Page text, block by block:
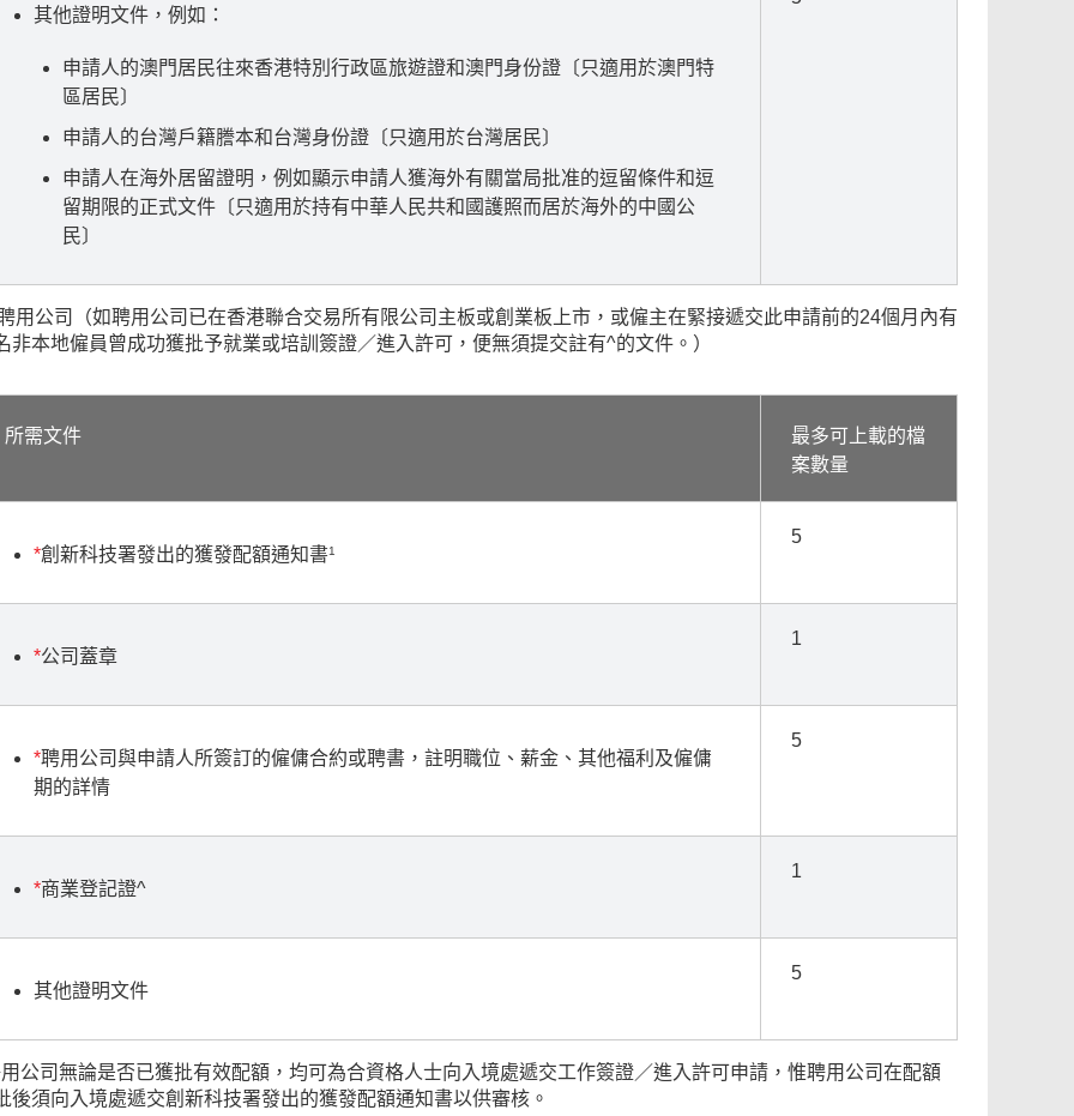
其他證明文件，例如：
申請人的澳門居民往來香港特別行政區旅遊證和澳門身份證〔只適用於澳門特
區居民〕
申請人的台灣戶籍謄本和台灣身份證〔只適用於台灣居民〕
申請人在海外居留證明，例如顯示申請人獲海外有關當局批准的逗留條件和逗
留期限的正式文件〔只適用於持有中華人民共和國護照而居於海外的中國公
民〕
用公司（如聘用公司已在香港聯合交易所有限公司主板或創業板上市，或僱主在緊接遞交此申請前的24個月內有
非本地僱員曾成功獲批予就業或培訓簽證／進入許可，便無須提交註有^的文件。）
所需文件
最多可上載的檔
案數量
*創新科技署發出的獲發配額通知書1
5
*公司蓋章
1
*聘用公司與申請人所簽訂的僱傭合約或聘書，註明職位、薪金、其他福利及僱傭
期的詳情
5
*商業登記證^
1
其他證明文件
5
公司無論是否已獲批有效配額，均可為合資格人士向入境處遞交工作簽證／進入許可申請，惟聘用公司在配額
後須向入境處遞交創新科技署發出的獲發配額通知書以供審核。